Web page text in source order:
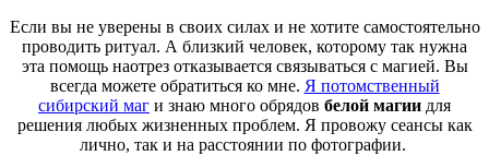
Если вы не уверены в своих силах и не хотите самостоятельно
проводить ритуал. А близкий человек, которому так нужна
эта помощь наотрез отказывается связываться с магией. Вы
всегда можете обратиться ко мне. Я потомственный
сибирский маг и знаю много обрядов белой магии для
решения любых жизненных проблем. Я провожу сеансы как
лично, так и на расстоянии по фотографии.